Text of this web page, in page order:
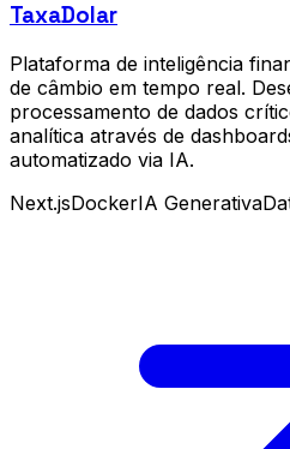
TaxaDolar
Plataforma de inteligência
de câmbio em tempo real.
processamento de dados
analítica através de
automatizado via IA.
Next.jsDockerIA Generativa